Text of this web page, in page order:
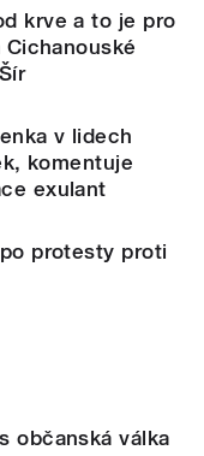
krve a to je pro
v lidech
komentuje
exulant
protesty proti
občanská válka